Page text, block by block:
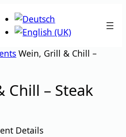
Wein, Grill & Chill –
Chill – Steak
Details